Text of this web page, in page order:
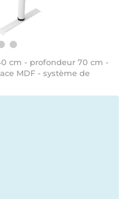
cm - profondeur 70 cm -
MDF - système de